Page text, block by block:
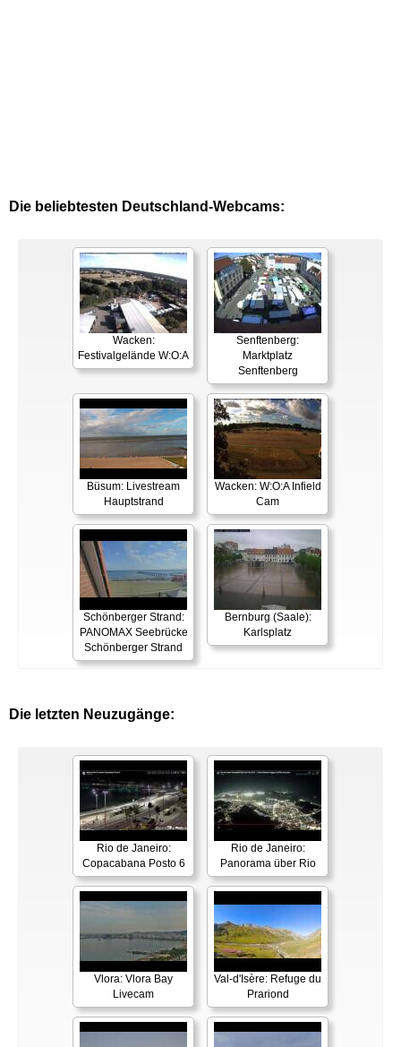
Die beliebtesten Deutschland-Webcams:
Wacken:
Festivalgelände W:O:A
Senftenberg:
Marktplatz
Senftenberg
Büsum: Livestream
Hauptstrand
Wacken: W:O:A Infield
Cam
Schönberger Strand:
PANOMAX Seebrücke
Schönberger Strand
Bernburg (Saale):
Karlsplatz
Die letzten Neuzugänge:
Rio de Janeiro:
Copacabana Posto 6
Rio de Janeiro:
Panorama über Rio
Vlora: Vlora Bay
Livecam
Val-d'Isère: Refuge du
Prariond